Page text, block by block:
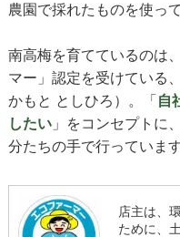
農園で採れたものを使っ
南高梅を育てているのは
マー」認定を受けている
かもと としひろ）。「 自
したい」をコンセプトに
分たちの手で行っています
店主は、
ために、